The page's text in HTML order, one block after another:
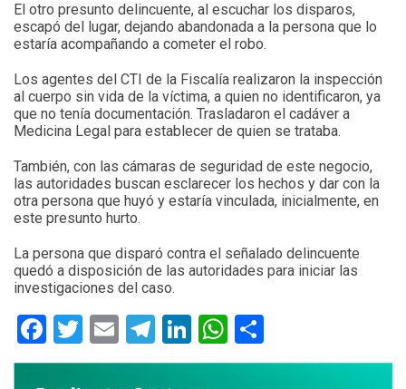
El otro presunto delincuente, al escuchar los disparos,
escapó del lugar, dejando abandonada a la persona que lo
estaría acompañando a cometer el robo.
Los agentes del CTI de la Fiscalía realizaron la inspección
al cuerpo sin vida de la víctima, a quien no identificaron, ya
que no tenía documentación. Trasladaron el cadáver a
Medicina Legal para establecer de quien se trataba.
También, con las cámaras de seguridad de este negocio,
las autoridades buscan esclarecer los hechos y dar con la
otra persona que huyó y estaría vinculada, inicialmente, en
este presunto hurto.
La persona que disparó contra el señalado delincuente
quedó a disposición de las autoridades para iniciar las
investigaciones del caso.
Facebook
Twitter
EmailTelegram
LinkedIn
WhatsApp